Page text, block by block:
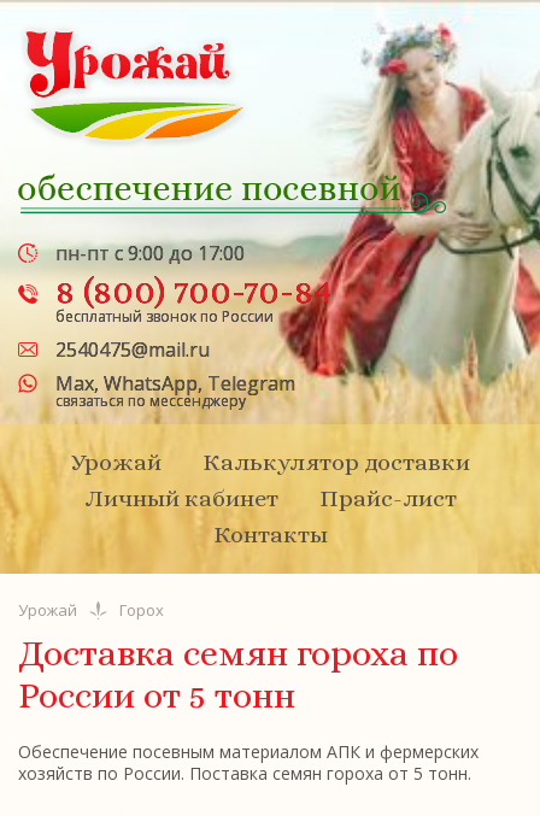
пн-пт с 9:00 до 17:00
8 (800) 700-70-84
бесплатный звонок по России
2540475@mail.ru
Max, WhatsApp,Telegram
связаться по мессенджеру
Урожай
Калькулятор доставки
Личный кабинет
Прайс-лист
Контакты
Урожай Горох
Доставка семян гороха по
России от 5 тонн
Обеспечение посевным материалом АПК и фермерских
хозяйств по России. Поставка семян гороха от 5 тонн.